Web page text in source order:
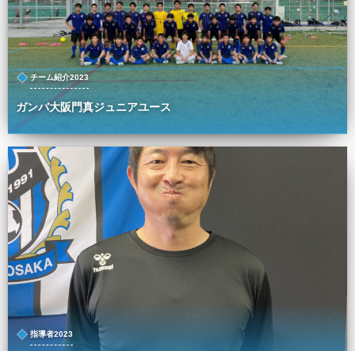
チーム紹介2023
ガンバ大阪門真ジュニアユース
指導者2023